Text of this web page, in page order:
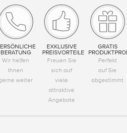
BERATUNG
Wir helfen
Ihnen
weiter
EXKLUSIVE
PREISVORTEILE
Freuen Sie
sich auf
viele
attraktive
Angebote
GRATIS
Perfekt
auf Sie
abgestimmt